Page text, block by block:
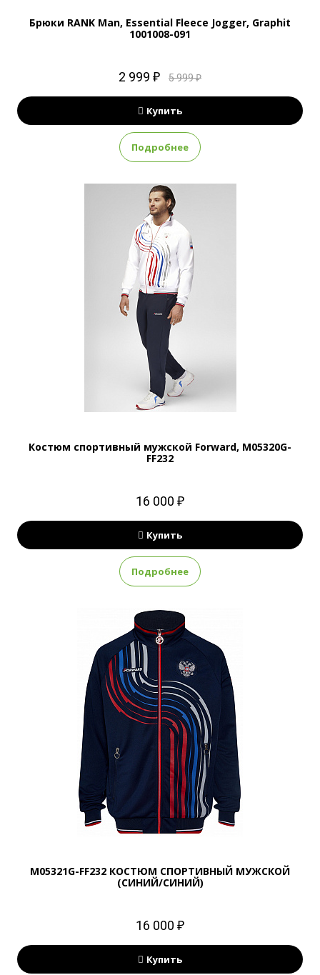
Брюки RANK Man, Essential Fleece Jogger, Graphit
1001008-091
2 999 ₽ 5 999 ₽
Купить
Подробнее
Костюм спортивный мужской Forward, M05320G-
FF232
16 000 ₽
Купить
Подробнее
M05321G-FF232 КОСТЮМ СПОРТИВНЫЙ МУЖСКОЙ
(СИНИЙ/СИНИЙ)
16 000 ₽
Купить